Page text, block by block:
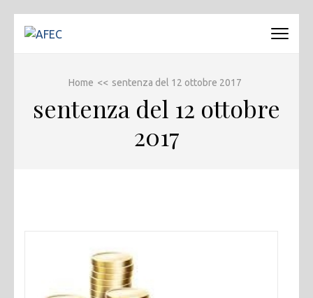
Home << sentenza del 12 ottobre 2017
sentenza del 12 ottobre
2017